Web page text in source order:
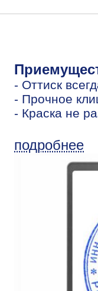
- Оттиск
- Прочное
- Краска не
подробнее